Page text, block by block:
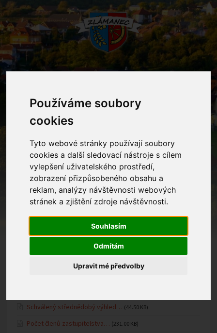
Používáme soubory
cookies
Tyto webové stránky používají soubory
cookies a další sledovací nástroje s cílem
vylepšení uživatelského prostředí,
zobrazení přizpůsobeného obsahu a
reklam, analýzy návštěvnosti webových
stránek a zjištění zdroje návštěvnosti.
Souhlasím
Odmítám
Upravit mé předvolby
Mateřská škola
Home Mateřská škola
Kontakty
Ostatní informace
Fotogalerie MŠ
Oznámení MŠ
Schválený střednědobý výhled… (44.50 KB)
Počet členů zastupitelstva… (231.00 KB)